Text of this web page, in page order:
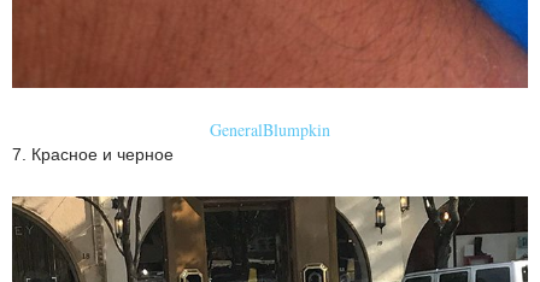
GeneralBlumpkin
7. Красное и черное